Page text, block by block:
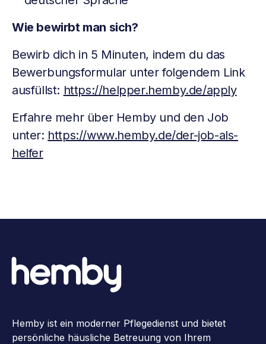
Wie bewirbt man sich?
Bewirb dich in 5 Minuten, indem du das
Bewerbungsformular unter folgendem Link
ausfüllst: https://helpper.hemby.de/apply
Erfahre mehr über Hemby und den Job
unter: https://www.hemby.de/der-job-als-
helfer
Hemby ist ein moderner Pflegedienst und bietet
persönliche häusliche Betreuung von Ihrem